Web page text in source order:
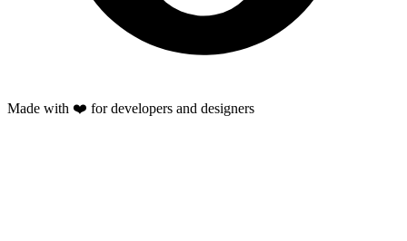
Made with ❤️ for developers and designers